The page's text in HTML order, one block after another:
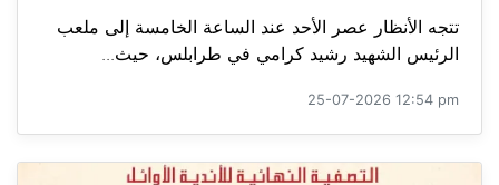
تتجه الأنظار عصر الأحد عند الساعة الخامسة إلى ملعب
الرئيس الشهيد رشيد كرامي في طرابلس، حيث...
25-07-2026 12:54 pm